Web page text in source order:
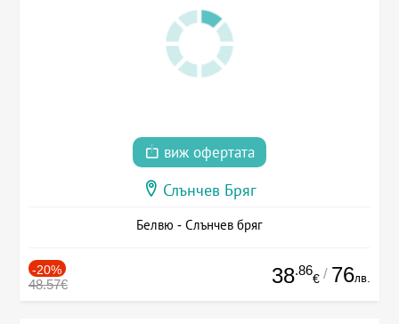
виж офертата
Слънчев Бряг
Белвю - Слънчев бряг
-20%
48.57€ 38.86
€ / 76лв.